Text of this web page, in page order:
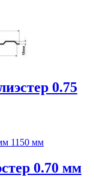
0.75
0.70 мм